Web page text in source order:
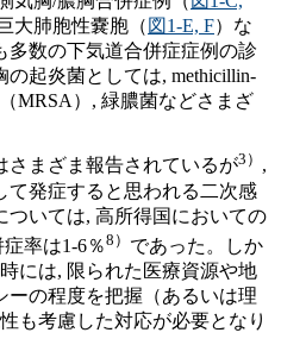
大肺胞性嚢胞（ 図1-E, F）な
多数の下気道合併症症例の診
起炎菌としては, methicillin-
（MRSA）, 緑膿菌などさまざ
さまざま報告されているが3） ,
て発症すると思われる二次感
いては, 高所得国においての
率は1-6％8） であった。しか
には, 限られた医療資源や地
の程度を把握（あるいは理
も考慮した対応が必要となり